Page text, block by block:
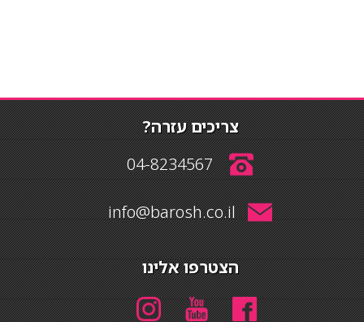
צריכים עזרה?
04-8234567
info@barosh.co.il
הצטרפו אלינו